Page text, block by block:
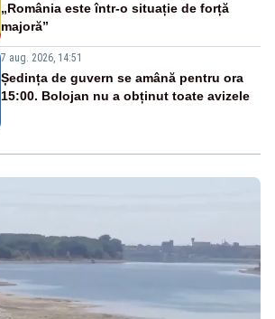
„România este într-o situație de forță
majoră”
7 aug. 2026, 14:51
Ședința de guvern se amână pentru ora
15:00. Bolojan nu a obținut toate avizele